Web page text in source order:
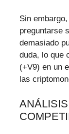
Sin
preguntarse
demasiado
duda, lo que
(+V9) en un
las